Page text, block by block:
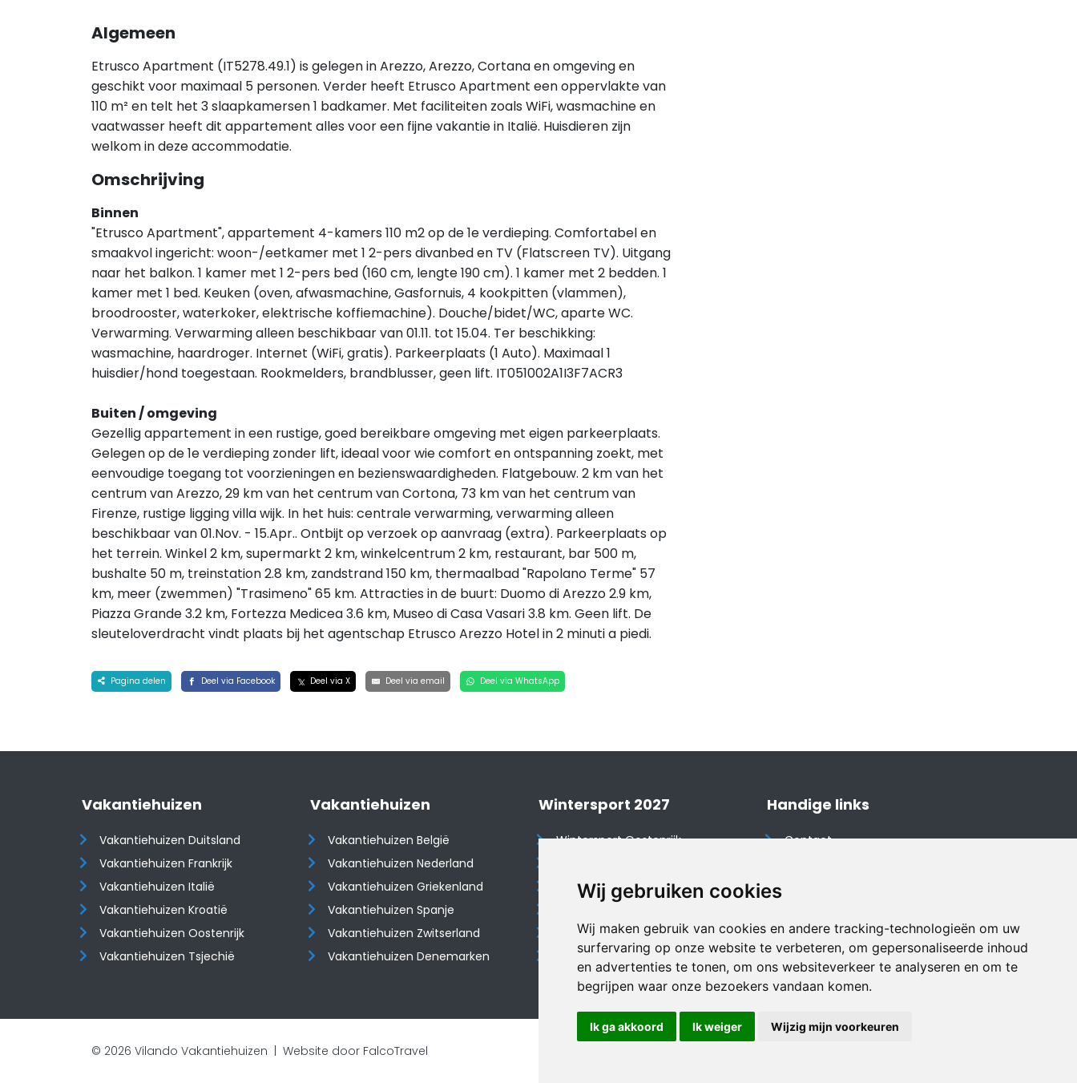
Wij gebruiken cookies
Wij maken gebruik van cookies en andere tracking-technologieën om uw
surfervaring op onze website te verbeteren, om gepersonaliseerde inhoud
en advertenties te tonen, om ons websiteverkeer te analyseren en om te
begrijpen waar onze bezoekers vandaan komen.
Ik ga akkoord Ik weiger Wijzig mijn voorkeuren
Algemeen
Etrusco Apartment (IT5278.49.1) is gelegen in Arezzo, Arezzo, Cortana en omgeving en
geschikt voor maximaal 5 personen. Verder heeft Etrusco Apartment een oppervlakte van
110 m² en telt het 3 slaapkamersen 1 badkamer. Met faciliteiten zoals WiFi, wasmachine en
vaatwasser heeft dit appartement alles voor een fijne vakantie in Italië. Huisdieren zijn
welkom in deze accommodatie.
Omschrijving
Binnen
"Etrusco Apartment", appartement 4-kamers 110 m2 op de 1e verdieping. Comfortabel en
smaakvol ingericht: woon-/eetkamer met 1 2-pers divanbed en TV (Flatscreen TV). Uitgang
naar het balkon. 1 kamer met 1 2-pers bed (160 cm, lengte 190 cm). 1 kamer met 2 bedden. 1
kamer met 1 bed. Keuken (oven, afwasmachine, Gasfornuis, 4 kookpitten (vlammen),
broodrooster, waterkoker, elektrische koffiemachine). Douche/bidet/WC, aparte WC.
Verwarming. Verwarming alleen beschikbaar van 01.11. tot 15.04. Ter beschikking:
wasmachine, haardroger. Internet (WiFi, gratis). Parkeerplaats (1 Auto). Maximaal 1
huisdier/hond toegestaan. Rookmelders, brandblusser, geen lift. IT051002A1I3F7ACR3
Buiten / omgeving
Gezellig appartement in een rustige, goed bereikbare omgeving met eigen parkeerplaats.
Gelegen op de 1e verdieping zonder lift, ideaal voor wie comfort en ontspanning zoekt, met
eenvoudige toegang tot voorzieningen en bezienswaardigheden. Flatgebouw. 2 km van het
centrum van Arezzo, 29 km van het centrum van Cortona, 73 km van het centrum van
Firenze, rustige ligging villa wijk. In het huis: centrale verwarming, verwarming alleen
beschikbaar van 01.Nov. - 15.Apr.. Ontbijt op verzoek op aanvraag (extra). Parkeerplaats op
het terrein. Winkel 2 km, supermarkt 2 km, winkelcentrum 2 km, restaurant, bar 500 m,
bushalte 50 m, treinstation 2.8 km, zandstrand 150 km, thermaalbad "Rapolano Terme" 57
km, meer (zwemmen) "Trasimeno" 65 km. Attracties in de buurt: Duomo di Arezzo 2.9 km,
Piazza Grande 3.2 km, Fortezza Medicea 3.6 km, Museo di Casa Vasari 3.8 km. Geen lift. De
sleuteloverdracht vindt plaats bij het agentschap Etrusco Arezzo Hotel in 2 minuti a piedi.
Pagina delen Deel via Facebook Deel via X Deel via email Deel via WhatsApp
Vakantiehuizen
Vakantiehuizen Duitsland
Vakantiehuizen Frankrijk
Vakantiehuizen Italië
Vakantiehuizen Kroatië
​​​​​​​Vakantiehuizen Oostenrijk
Vakantiehuizen Tsjechië
Vakantiehuizen
Vakantiehuizen België
Vakantiehuizen Nederland
Vakantiehuizen Griekenland
Vakantiehuizen Spanje
​​​​​​​Vakantiehuizen Zwitserland
Vakantiehuizen Denemarken
Wintersport 2027
Wintersport Oostenrijk
Wintersport Tsjechië
Wintersport Duitsland
Wintersport Italië
Handige links
Contact
Disclaimer
Vakantiehuis website
© 2026 Vilando Vakantiehuizen | Website door FalcoTravel